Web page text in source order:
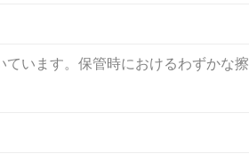
います。保管時におけるわずかな擦